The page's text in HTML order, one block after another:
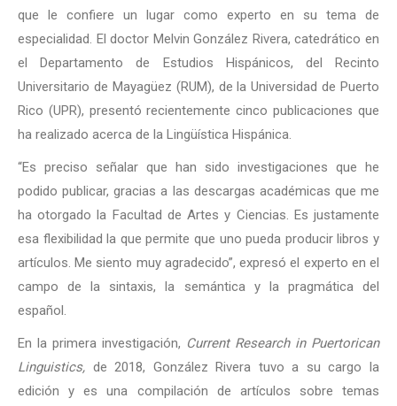
que le confiere un lugar como experto en su tema de
especialidad. El doctor Melvin González Rivera, catedrático en
el Departamento de Estudios Hispánicos, del Recinto
Universitario de Mayagüez (RUM), de la Universidad de Puerto
Rico (UPR), presentó recientemente cinco publicaciones que
ha realizado acerca de la Lingüística Hispánica.
“Es preciso señalar que han sido investigaciones que he
podido publicar, gracias a las descargas académicas que me
ha otorgado la Facultad de Artes y Ciencias. Es justamente
esa flexibilidad la que permite que uno pueda producir libros y
artículos. Me siento muy agradecido”, expresó el experto en el
campo de la sintaxis, la semántica y la pragmática del
español.
En la primera investigación, Current Research in Puertorican
Linguistics, de 2018, González Rivera tuvo a su cargo la
edición y es una compilación de artículos sobre temas